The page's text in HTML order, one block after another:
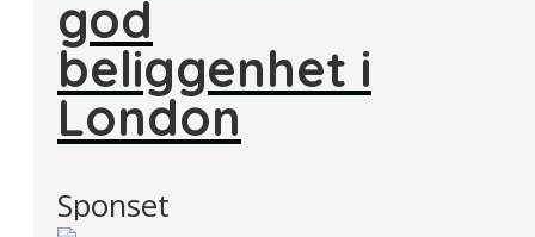
god
beliggenhet i
London
Sponset